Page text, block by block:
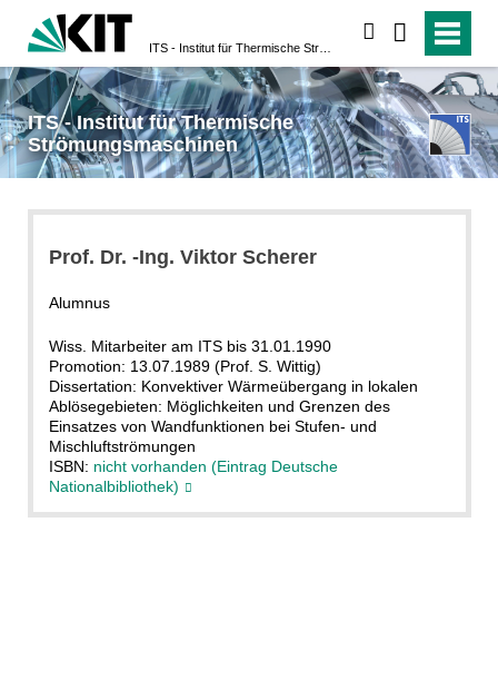
ITS - Institut für Thermische
Strömungsmaschinen
Prof. Dr. -Ing. Viktor Scherer
Alumnus
Wiss. Mitarbeiter am ITS bis 31.01.1990
Promotion: 13.07.1989 (Prof. S. Wittig)
Dissertation: Konvektiver Wärmeübergang in lokalen
Ablösegebieten: Möglichkeiten und Grenzen des
Einsatzes von Wandfunktionen bei Stufen- und
Mischluftströmungen
ISBN: nicht vorhanden (Eintrag Deutsche
Nationalbibliothek)